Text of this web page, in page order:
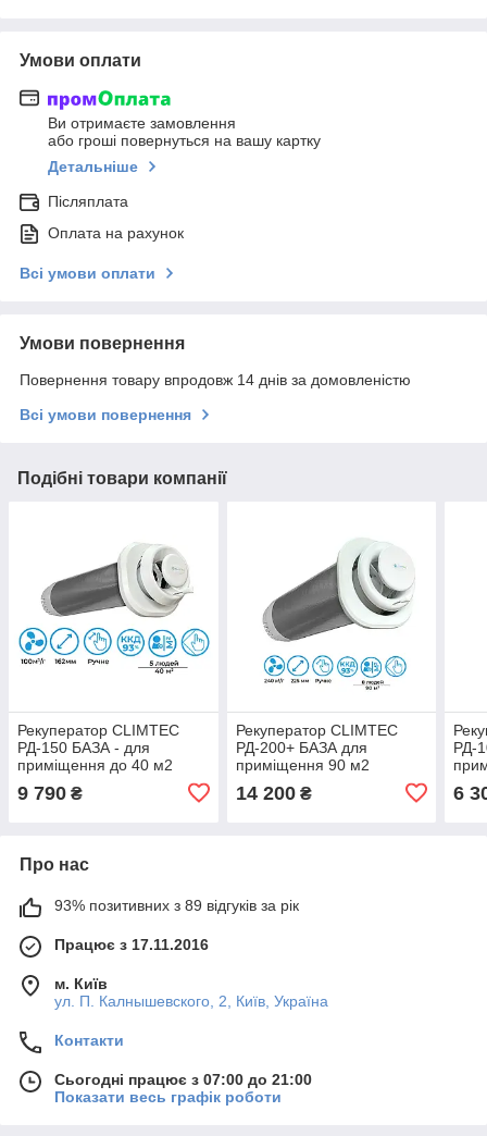
Умови оплати
Ви отримаєте замовлення
або гроші повернуться на вашу картку
Детальніше
Післяплата
Оплата на рахунок
Всі умови оплати
Умови повернення
Повернення товару впродовж 14 днів за домовленістю
Всі умови повернення
Подібні товари компанії
Рекуператор CLIMTEC
РД-150 БАЗА - для
приміщення до 40 м2
9 790 ₴
Рекуператор CLIMTEC
РД-200+ БАЗА для
приміщення 90 м2
14 200₴
РД-
6
Про нас
93% позитивних з 89 відгуків за рік
Працює з 17.11.2016
м. Київ
ул. П. Калнышевского, 2, Київ, Україна
Контакти
Сьогодні працює з 07:00 до 21:00
Показати весь графік роботи